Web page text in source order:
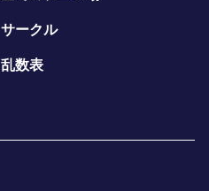
サークル
乱数表